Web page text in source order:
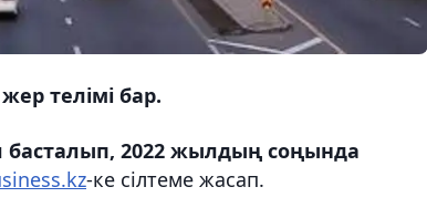
телімі бар.
2022 жылдың соңында
-ке сілтеме жасап.